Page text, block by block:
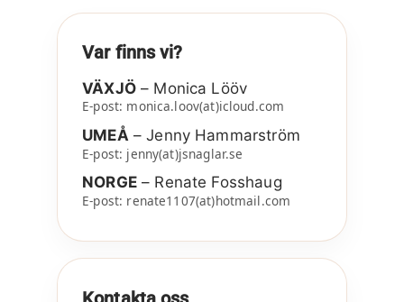
Var finns vi?
VÄXJÖ– Monica Lööv
E-post: monica.loov(at)icloud.com
UMEÅ – Jenny Hammarström
E-post: jenny(at)jsnaglar.se
NORGE– Renate Fosshaug
E-post: renate1107(at)hotmail.com